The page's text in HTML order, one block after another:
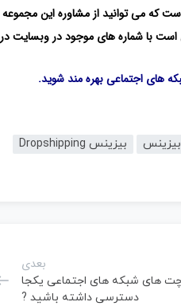
که می توانید از مشاوره این مجموعه
است با شماره های موجود در وبسایت در
های اجتماعیبهره مند شوید.
بیزینس
بیزینس Dropshipping
بعدی
چت های شبکه های اجتماعی یکجا
دسترسی داشته باشید ?